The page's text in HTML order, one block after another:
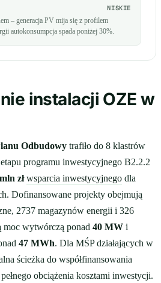
NISKIE
– generacja PV mija się z profilem
autokonsumpcja spada poniżej 30%.
instalacji OZE w
Odbudowy trafiło do 8 klastrów
programu inwestycyjnego B2.2.2
zł wsparcia inwestycyjnego dla
Dofinansowane projekty obejmują
2737 magazynów energii i 326
moc wytwórczą ponad 40 MW i
47 MWh. Dla MŚP działających w
ścieżka do współfinansowania
obciążenia kosztami inwestycji.